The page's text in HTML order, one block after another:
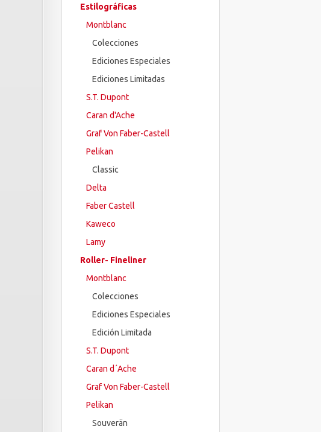
Estilográficas
Montblanc
Colecciones
Ediciones Especiales
Ediciones Limitadas
S.T. Dupont
Caran d'Ache
Graf Von Faber-Castell
Pelikan
Classic
Delta
Faber Castell
Kaweco
Lamy
Roller- Fineliner
Montblanc
Colecciones
Ediciones Especiales
Edición Limitada
S.T. Dupont
Caran d´Ache
Graf Von Faber-Castell
Pelikan
Souverän